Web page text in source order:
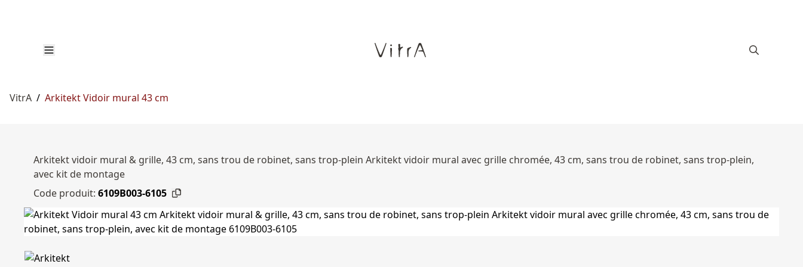
VitrA / Arkitekt Vidoir mural 43 cm
Arkitekt vidoir mural & grille, 43 cm, sans trou de robinet, sans trop-plein Arkitekt vidoir mural avec grille chromée, 43 cm, sans trou de robinet, sans trop-plein,
avec kit de montage
Code produit: 6109B003-6105